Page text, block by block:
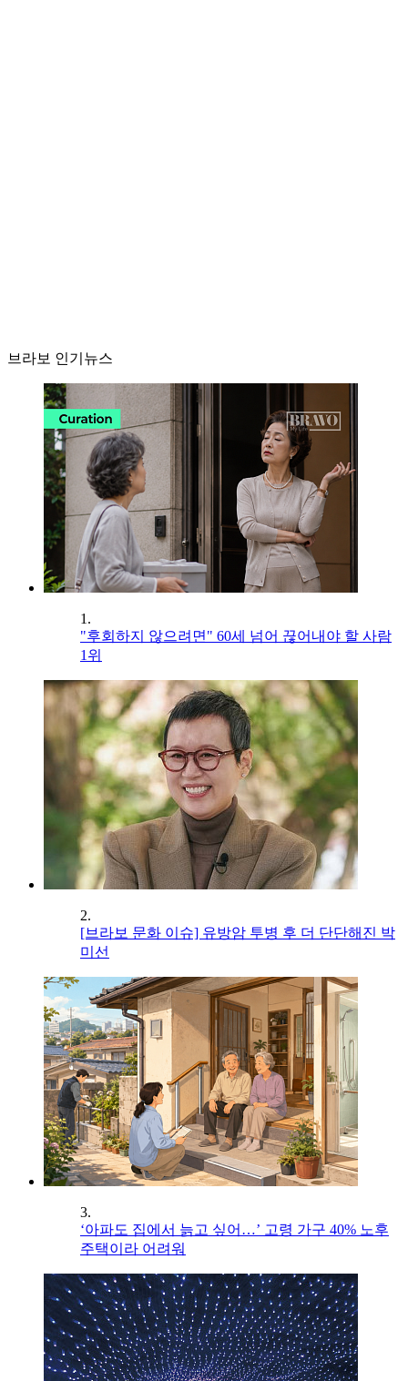
브라보 인기뉴스
1.
"후회하지 않으려면" 60세 넘어 끊어내야 할 사람
1위
2.
[브라보 문화 이슈] 유방암 투병 후 더 단단해진 박
미선
3.
‘아파도 집에서 늙고 싶어…’ 고령 가구 40% 노후
주택이라 어려워